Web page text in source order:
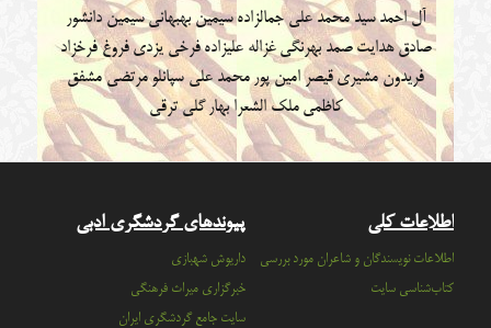
آل احمدسید محمد علی جمالزادهسیمین بهبهانیسیمین دانشور
صادق هدایتصمد بهرنگی غزاله علیزادهفرخی یزدی فروغ فرخزاد
فریدون مشیری قیصر امین پور محمد علی سپانلومرتضی مشفق
کاظمی ملک الشعرا بهار گلی ترقی
اطلاعات کلی
اطلاعات نویسندگان و شاعران مورد بررسی
کتاب‌شناسی سایت
پیوندهای گردشگری ادبی
داریوش شهبازی
خبرگزاری میراث فرهنگی
سايت جامع گردشگري ايران